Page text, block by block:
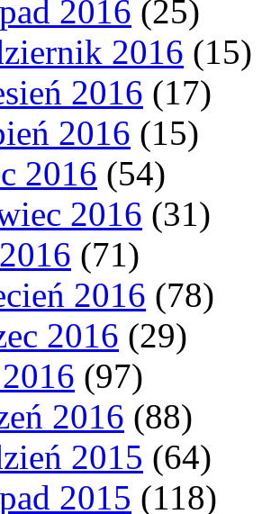
2016 (25)
2016 (15)
2016 (17)
2016 (15)
2016 (54)
2016 (31)
(71)
2016 (78)
2016 (29)
(97)
2016 (88)
2015 (64)
2015 (118)